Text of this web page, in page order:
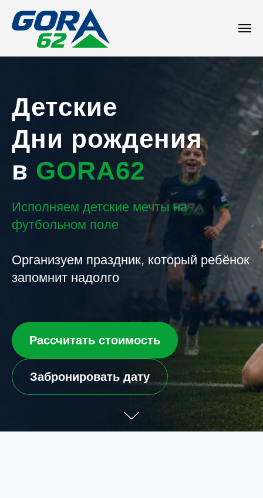
Детские
Дни рождения
в GORA62
Исполняем детские мечты на
футбольном поле
Организуем праздник, который ребёнок
запомнит надолго
Рассчитать стоимость
Забронировать дату